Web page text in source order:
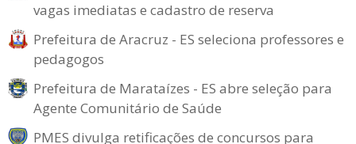
vagas imediatas e cadastro de reserva
Prefeitura de Aracruz - ES seleciona professores e
pedagogos
Prefeitura de Marataízes - ES abre seleção para
Agente Comunitário de Saúde
PMES divulga retificações de concursos para